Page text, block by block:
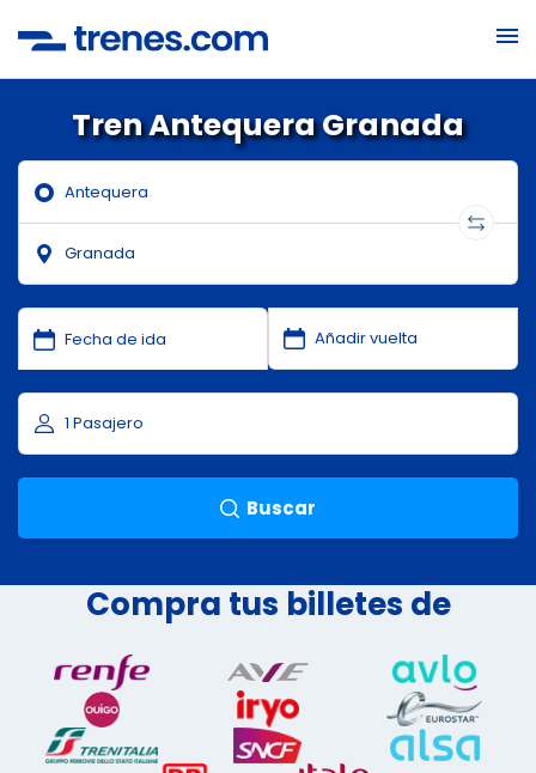
Tren Antequera Granada
Buscar
Compra tus billetes de